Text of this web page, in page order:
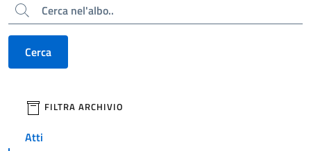
Cerca
Cerca
filtri da applicare
FILTRA ARCHIVIO
Atti